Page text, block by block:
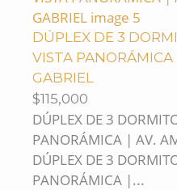
DÚPLEX DE 3
VISTA PANORÁMICA
GABRIEL
$115,000
DÚPLEX DE 3
PANORÁMICA | AV.
DÚPLEX DE 3
PANORÁMICA |...